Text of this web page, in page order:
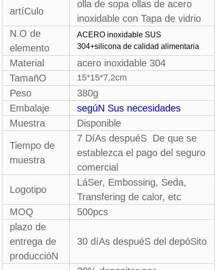
artíCulo
olla de sopa ollas de acero
inoxidable con Tapa de vidrio
N.O de
elemento
ACERO inoxidable SUS
304+silicona de calidad alimentaria
Material
acero inoxidable 304
TamañO
15*15*7,2cm
Peso
380g
Embalaje
segúN Sus necesidades
Muestra
Disponible
Tiempo de
muestra
7 DíAs despuéS De que se
establezca el pago del seguro
comercial
Logotipo
LáSer, Embossing, Seda,
Transfering de calor, etc
MOQ
500pcs
plazo de
entrega de
produccióN
30 díAs despuéS del depóSito